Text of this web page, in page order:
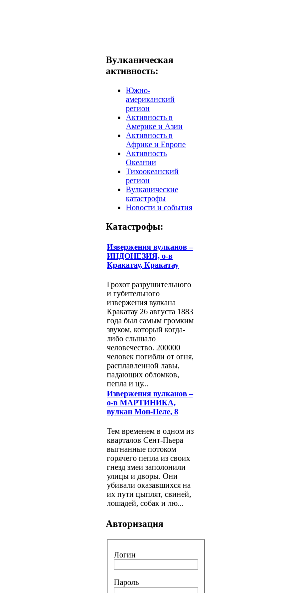
Вулканическая
активность:
Южно-
американский
регион
Активность в
Америке и Азии
Активность в
Африке и Европе
Активность
Океании
Тихоокеанский
регион
Вулканические
катастрофы
Новости и события
Катастрофы:
Извержения вулканов –
ИНДОНЕЗИЯ, о-в
Кракатау, Кракатау
Грохот разрушительного
и губительного
извержения вулкана
Кракатау 26 августа 1883
года был самым громким
звуком, который когда-
либо слышало
человечество. 200000
человек погибли от огня,
расплавленной лавы,
падающих обломков,
пепла и цу...
Извержения вулканов –
о-в МАРТИНИКА,
вулкан Мон-Пеле, 8
Тем временем в одном из
кварталов Сент-Пьера
выгнанные потоком
горячего пепла из своих
гнезд змеи заполонили
улицы и дворы. Они
убивали оказавшихся на
их пути цыплят, свиней,
лошадей, собак и лю...
Авторизация
Логин
Пароль